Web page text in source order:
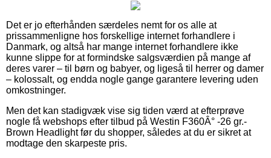
Det er jo efterhånden særdeles nemt for os alle at
prissammenligne hos forskellige internet forhandlere i
Danmark, og altså har mange internet forhandlere ikke
kunne slippe for at formindske salgsværdien på mange af
deres varer – til børn og babyer, og ligeså til herrer og damer
– kolossalt, og endda nogle gange garantere levering uden
omkostninger.
Men det kan stadigvæk vise sig tiden værd at efterprøve
nogle få webshops efter tilbud på Westin F360Â° -26 gr.-
Brown Headlight før du shopper, således at du er sikret at
modtage den skarpeste pris.